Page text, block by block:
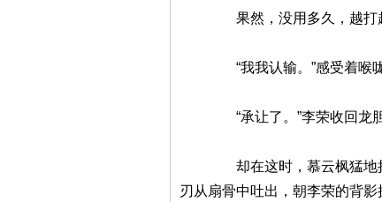
果然，没用多久，越打越慌
“我我认输。”感受着喉咙上
“承让了。”李荣收回龙胆
却在这时，慕云枫猛地抬起
刃从扇骨中吐出，朝李荣的背影